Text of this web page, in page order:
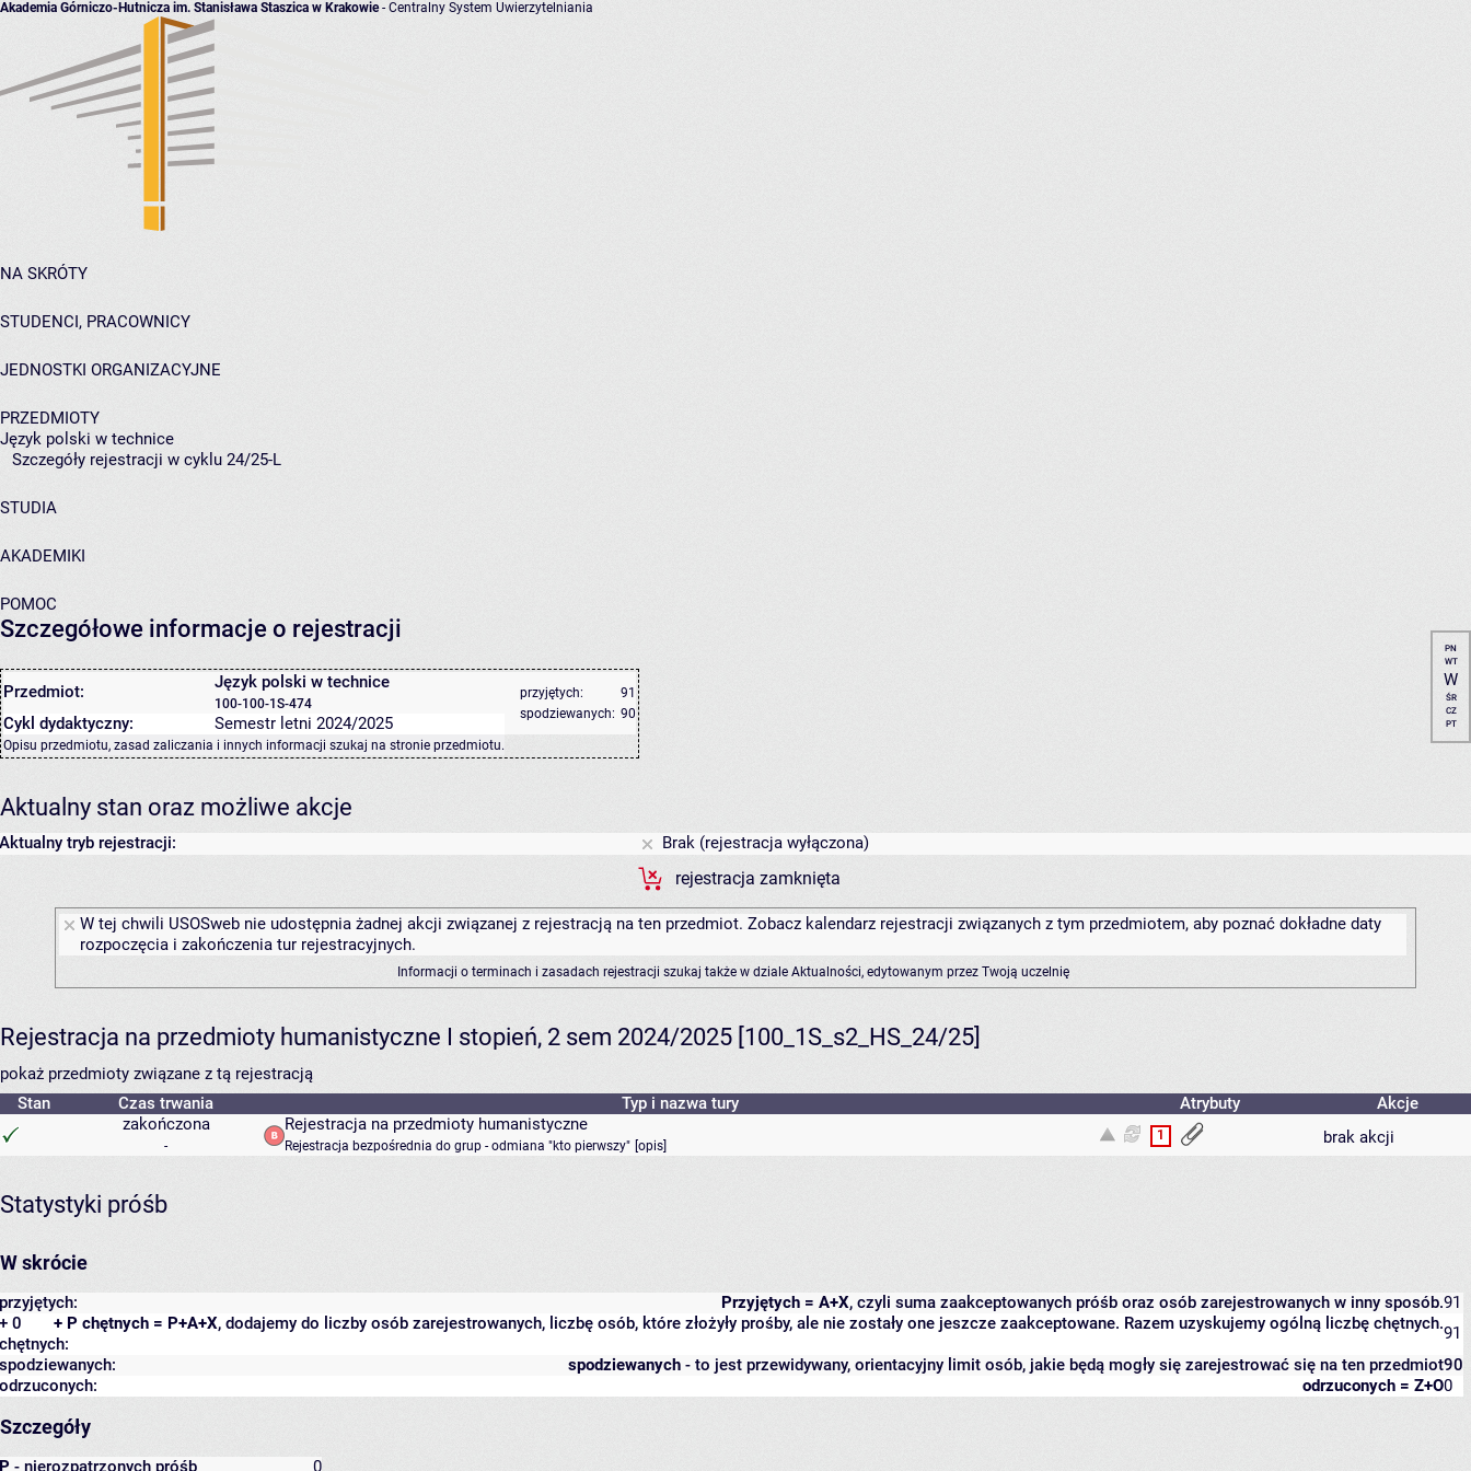
Akademia Górniczo-Hutnicza im. Stanisława Staszica w Krakowie- Centralny System Uwierzytelniania
NA SKRÓTY
STUDENCI, PRACOWNICY
JEDNOSTKI ORGANIZACYJNE
PRZEDMIOTY
Język polski w technice
Szczegóły rejestracji w cyklu 24/25-L
STUDIA
AKADEMIKI
POMOC
Szczegółowe informacje o rejestracji
Przedmiot: Język polski w technice
100-100-1S-474
przyjętych:
91
spodziewanych: 90
Cykl dydaktyczny: Semestr letni 2024/2025
Opisu przedmiotu, zasad zaliczania i innych informacji szukaj na stronie przedmiotu.
PN
WT
W
ŚR
CZ
PT
Aktualny stan oraz możliwe akcje
Aktualny tryb rejestracji:
Brak (rejestracja wyłączona)
rejestracja zamknięta
W tej chwili USOSweb nie udostępnia żadnej akcji związanej z rejestracją na ten przedmiot. Zobacz kalendarz rejestracji związanych z tym przedmiotem, aby poznać dokładne daty
rozpoczęcia i zakończenia tur rejestracyjnych.
Informacji o terminach i zasadach rejestracji szukaj także w dziale Aktualności, edytowanym przez Twoją uczelnię
Rejestracja na przedmioty humanistyczne I stopień, 2 sem 2024/2025 [100_1S_s2_HS_24/25]
pokaż przedmioty związane z tą rejestracją
Stan
Czas trwania Typ i nazwa tury Atrybuty
Akcje
zakończona
-
Rejestracja na przedmioty humanistyczne
Rejestracja bezpośrednia do grup - odmiana "kto pierwszy" opis
1 brak akcji
Statystyki próśb
W skrócie
Przyjętych = A+X, czyli suma zaakceptowanych próśb oraz osób zarejestrowanych w inny sposób.
przyjętych:
91
+ P chętnych = P+A+X, dodajemy do liczby osób zarejestrowanych, liczbę osób, które złożyły prośby, ale nie zostały one jeszcze zaakceptowane. Razem uzyskujemy ogólną liczbę chętnych.
+ 0
chętnych:
91
spodziewanych - to jest przewidywany, orientacyjny limit osób, jakie będą mogły się zarejestrować się na ten przedmiot
spodziewanych:
90
odrzuconych = Z+O
odrzuconych: 0
Szczegóły
P - nierozpatrzonych próśb 0